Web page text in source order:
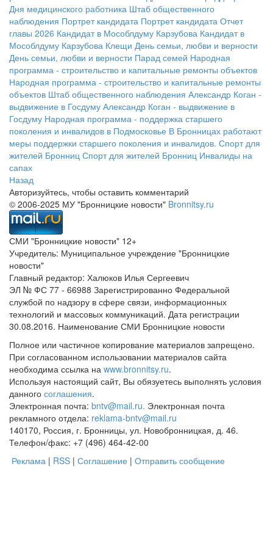
Дня медицинского работника Штаб общественного
наблюдения Портрет кандидата Портрет кандидата Отчет
главы 2026 Кандидат в Мособлдуму Карзубова Кандидат в
Мособлдуму Карзубова Клещи День семьи, любви и верности
День семьи, любви и верности Парад семей Народная
программа - строительство и капитальные ремонты объектов
Народная программа - строительство и капитальные ремонты
объектов Штаб общественного наблюдения Александр Коган -
выдвижение в Госдуму Александр Коган - выдвижение в
Госдуму Народная программа - поддержка старшего
поколения и инвалидов в Подмосковье В Бронницах работают
меры поддержки старшего поколения и инвалидов. Спорт для
жителей Бронниц Спорт для жителей Бронниц Инвалиды на
сапах
Назад
Авторизуйтесь, чтобы оставить комментарий
© 2006-2025 МУ "Бронницкие новости" Bronnitsy.ru
СМИ "Бронницкие новости" 12+
Учредитель: Муниципальное учреждение "Бронницкие
новости"
Главный редактор: Халюков Илья Сергеевич
ЭЛ № ФС 77 - 66988 Зарегистрированно Федеральной
службой по надзору в сфере связи, информационных
технологий и массовых коммуникаций. Дата регистрации
30.08.2016. Наименование СМИ Бронницкие новости
Полное или частичное копирование материалов запрещено.
При согласованном использовании материалов сайта
необходима ссылка на www.bronnitsy.ru.
Используя настоящий сайт, Вы обязуетесь выполнять условия
данного соглашения.
Электронная почта: bntv@mail.ru. Электронная почта
рекламного отдела: reklama-bntv@mail.ru
140170, Россия, г. Бронницы, ул. Новобронницкая, д. 46.
Телефон/факс: +7 (496) 464-42-00
Реклама | RSS | Соглашение | Отправить сообщение